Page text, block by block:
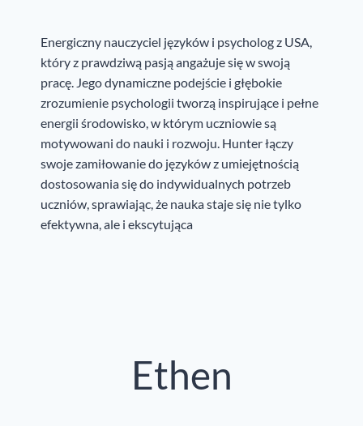
Energiczny nauczyciel języków i psycholog z USA,
który z prawdziwą pasją angażuje się w swoją
pracę. Jego dynamiczne podejście i głębokie
zrozumienie psychologii tworzą inspirujące i pełne
energii środowisko, w którym uczniowie są
motywowani do nauki i rozwoju. Hunter łączy
swoje zamiłowanie do języków z umiejętnością
dostosowania się do indywidualnych potrzeb
uczniów, sprawiając, że nauka staje się nie tylko
efektywna, ale i ekscytująca
Ethen